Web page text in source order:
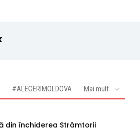
#ALEGERIMOLDOVA Mai mult
din închiderea Strâmtorii